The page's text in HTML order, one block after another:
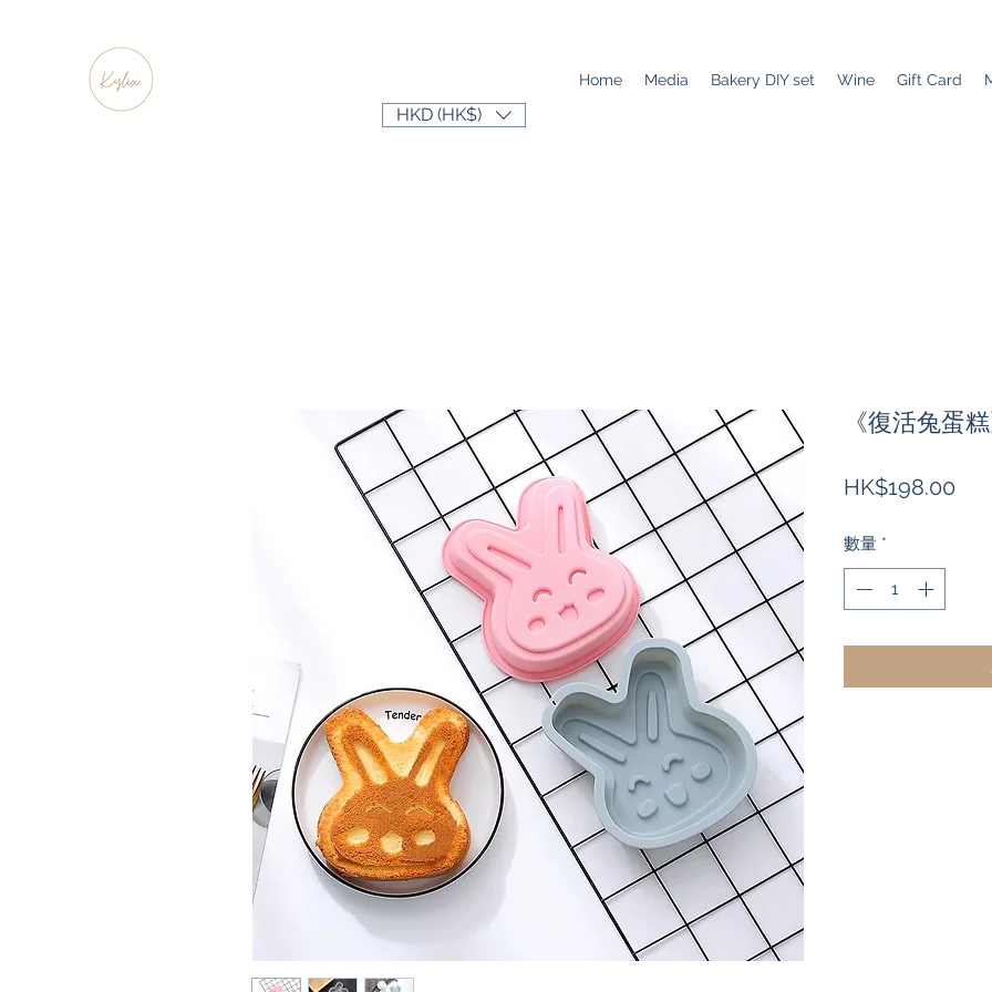
Home Media Bakery DIY set Wine Gift Card
HKD (HK$)
《復活兔蛋糕
HK$198.00
數量 *